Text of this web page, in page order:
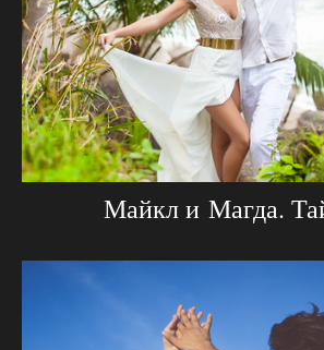
Майкл и Магда.